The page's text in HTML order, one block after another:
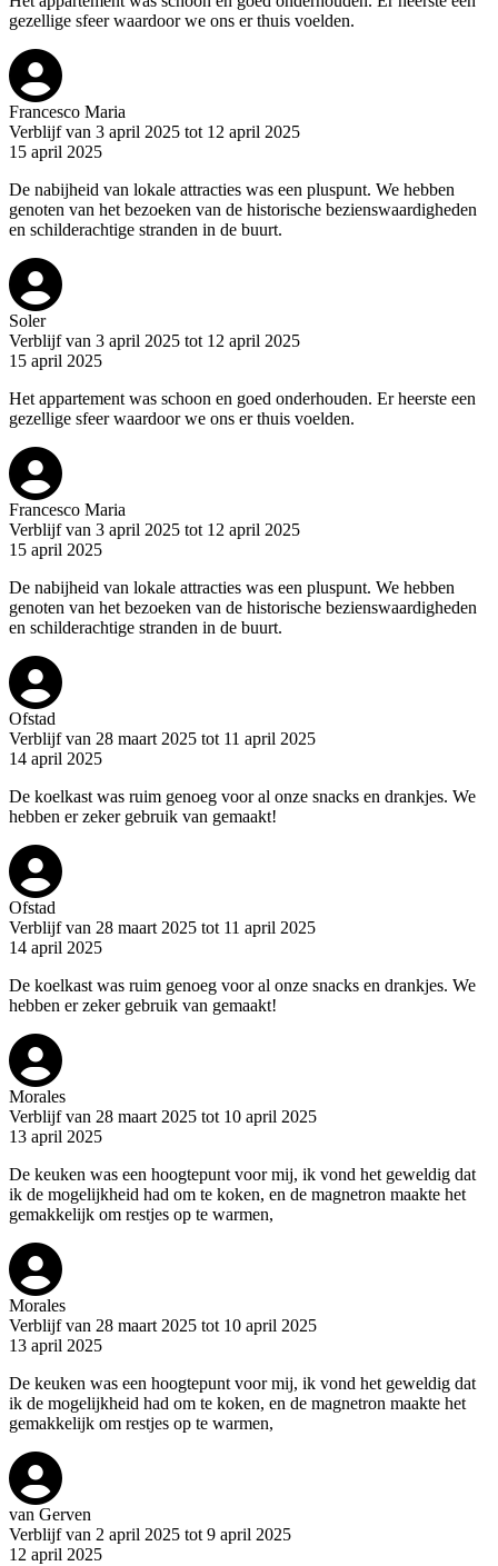
gezellige sfeer waardoor we ons er thuis voelden.
Francesco Maria
Verblijf van 3 april 2025 tot 12 april 2025
15 april 2025
De nabijheid van lokale attracties was een pluspunt. We hebben
genoten van het bezoeken van de historische bezienswaardigheden
en schilderachtige stranden in de buurt.
Soler
Verblijf van 3 april 2025 tot 12 april 2025
15 april 2025
Het appartement was schoon en goed onderhouden. Er heerste een
gezellige sfeer waardoor we ons er thuis voelden.
Francesco Maria
Verblijf van 3 april 2025 tot 12 april 2025
15 april 2025
De nabijheid van lokale attracties was een pluspunt. We hebben
genoten van het bezoeken van de historische bezienswaardigheden
en schilderachtige stranden in de buurt.
Ofstad
Verblijf van 28 maart 2025 tot 11 april 2025
14 april 2025
De koelkast was ruim genoeg voor al onze snacks en drankjes. We
hebben er zeker gebruik van gemaakt!
Ofstad
Verblijf van 28 maart 2025 tot 11 april 2025
14 april 2025
De koelkast was ruim genoeg voor al onze snacks en drankjes. We
hebben er zeker gebruik van gemaakt!
Morales
Verblijf van 28 maart 2025 tot 10 april 2025
13 april 2025
De keuken was een hoogtepunt voor mij, ik vond het geweldig dat
ik de mogelijkheid had om te koken, en de magnetron maakte het
gemakkelijk om restjes op te warmen,
Morales
Verblijf van 28 maart 2025 tot 10 april 2025
13 april 2025
De keuken was een hoogtepunt voor mij, ik vond het geweldig dat
ik de mogelijkheid had om te koken, en de magnetron maakte het
gemakkelijk om restjes op te warmen,
van Gerven
Verblijf van 2 april 2025 tot 9 april 2025
12 april 2025